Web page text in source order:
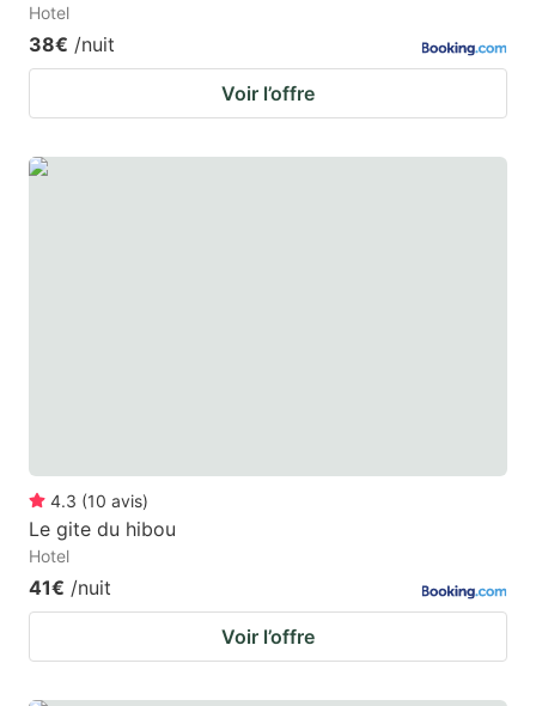
Hotel
38€ /nuit
Voir l’offre
4.3 (10 avis)
Le gite du hibou
Hotel
41€ /nuit
Voir l’offre